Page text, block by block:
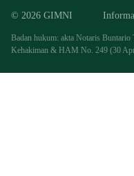
© 2026 GIMNI
Badan hukum: akta Notaris
Kehakiman & HAM No. 249 (30